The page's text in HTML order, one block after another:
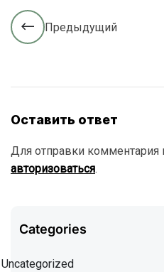
Предыдущий
Оставить ответ
Для отправки
авторизоваться.
Categories
Uncategorized